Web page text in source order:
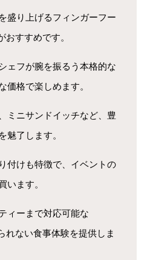
盛り上げるフィンガーフー
おすすめです。
ェフが腕を振るう本格的な
価格で楽しめます。
ミニサンドイッチなど、豊
魅了します。
付けも特徴で、イベントの
います。
ィーまで対応可能な
れない食事体験を提供しま